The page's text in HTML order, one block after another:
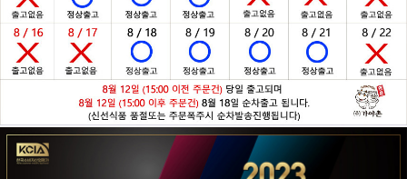
페이코 ID로 페
PAYCO